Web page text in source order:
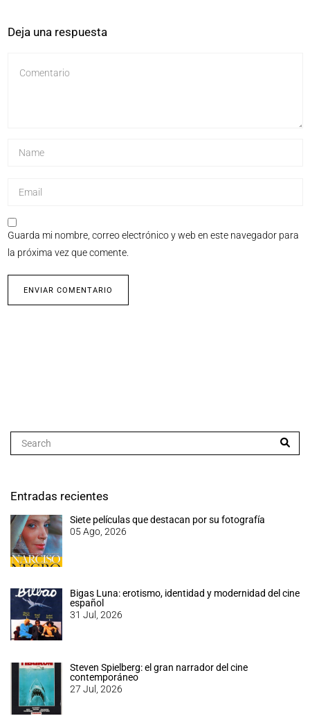
Deja una respuesta
Guarda mi nombre, correo electrónico y web en este navegador para
la próxima vez que comente.
Entradas recientes
Siete películas que destacan por su fotografía
05 Ago, 2026
Bigas Luna: erotismo, identidad y modernidad del cine
español
31 Jul, 2026
Steven Spielberg: el gran narrador del cine
contemporáneo
27 Jul, 2026